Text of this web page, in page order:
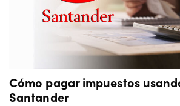
Cómo pagar impuestos
Santander